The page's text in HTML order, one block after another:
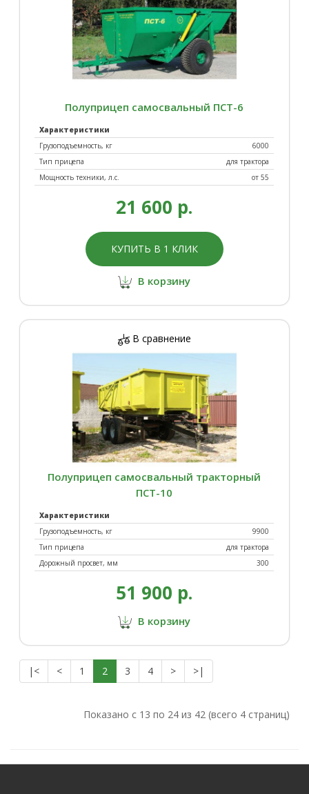
Полуприцеп самосвальный ПСТ-6
Характеристики
Грузоподъемность, кг
6000
Тип прицепа
для трактора
Мощность техники, л.с.
от 55
21 600 р.
КУПИТЬ В 1 КЛИК
В корзину
В сравнение
Полуприцеп самосвальный тракторный
ПСТ-10
Характеристики
Грузоподъемность, кг
9900
Тип прицепа
для трактора
Дорожный просвет, мм
300
51 900 р.
В корзину
|< < 1 2 3 4 > >|
Показано с 13 по 24 из 42 (всего 4 страниц)